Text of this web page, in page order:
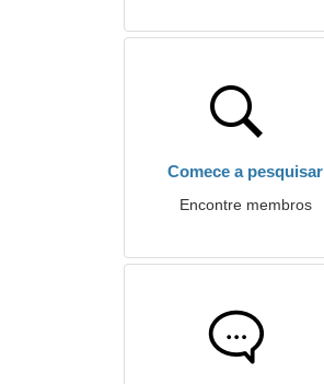
Comece a pesquisar
Encontre membros